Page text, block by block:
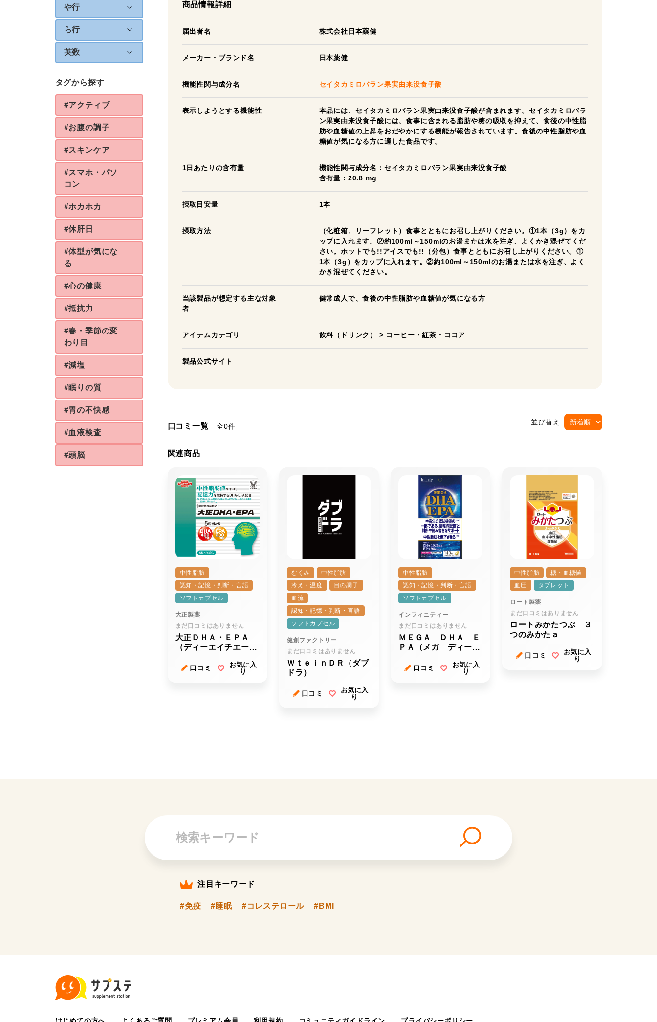
や行
ら行
英数
タグから探す
#アクティブ
#お腹の調子
#スキンケア
#スマホ・パソ
コン
#ホカホカ
#休肝日
#体型が気にな
る
#心の健康
#抵抗力
#春・季節の変
わり目
#減塩
#眠りの質
#胃の不快感
#血液検査
#頭脳
商品情報詳細
届出者名 株式会社日本薬健
メーカー・ブランド名 日本薬健
機能性関与成分名 セイタカミロバラン果実由来没食子酸
表示しようとする機能性
本品には、セイタカミロバラン果実由来没食子酸が含まれます。セイタカミロバラ
ン果実由来没食子酸には、食事に含まれる脂肪や糖の吸収を抑えて、食後の中性脂
肪や血糖値の上昇をおだやかにする機能が報告されています。食後の中性脂肪や血
糖値が気になる方に適した食品です。
1日あたりの含有量
機能性関与成分名：セイタカミロバラン果実由来没食子酸
含有量：20.8 mg
摂取目安量 1本
摂取方法
（化粧箱、リーフレット）食事とともにお召し上がりください。①1本（3g）をカ
ップに入れます。②約100ml～150mlのお湯または水を注ぎ、よくかき混ぜてくだ
さい。ホットでも!!アイスでも!!（分包）食事とともにお召し上がりください。①
1本（3g）をカップに入れます。②約100ml～150mlのお湯または水を注ぎ、よく
かき混ぜてください。
当該製品が想定する主な対象
者
健常成人で、食後の中性脂肪や血糖値が気になる方
アイテムカテゴリ 飲料（ドリンク） > コーヒー・紅茶・ココア
製品公式サイト
口コミ一覧 全0件
並び替え
関連商品
中性脂肪
認知・記憶・判断・言語
ソフトカプセル
大正製薬
まだ口コミはありません
大正ＤＨＡ・ＥＰＡ
（ディーエイチエー・
口コミ
お気に入
り
むくみ
中性脂肪
冷え・温度
目の調子
血流
認知・記憶・判断・言語
ソフトカプセル
健創ファクトリー
まだ口コミはありません
ＷｔｅｉｎＤＲ（ダブ
ドラ）
口コミ
お気に入
り
中性脂肪
認知・記憶・判断・言語
ソフトカプセル
インフィニティー
まだ口コミはありません
ＭＥＧＡ ＤＨＡ Ｅ
ＰＡ（メガ ディーエ
ー）口コミ
お気に入
り
中性脂肪
糖・血糖値
血圧
タブレット
ロート製薬
まだ口コミはありません
ロートみかたつぶ ３
つのみかたａ
口コミ
お気に入
り
注目キーワード
#免疫 #睡眠 #コレステロール #BMI